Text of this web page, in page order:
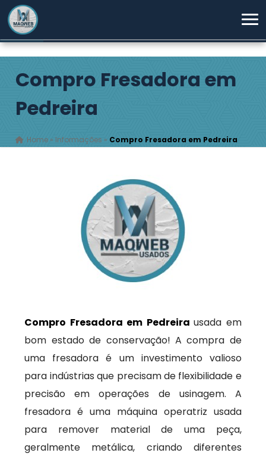
Compro Fresadora em
Pedreira
Home » Informações » Compro Fresadora em Pedreira
Compro Fresadora em Pedreirausada em
bom estado de conservação! A compra de
uma fresadora é um investimento valioso
para indústrias que precisam de flexibilidade e
precisão em operações de usinagem. A
fresadora é uma máquina operatriz usada
para remover material de uma peça,
geralmente metálica, criando diferentes